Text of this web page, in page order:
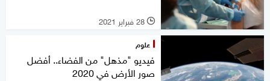
l 28 فبراير 2021
علوم
فيديو "مذهل" من الفضاء.. أفضل
صور الأرض في 2020